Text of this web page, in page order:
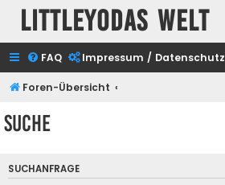
Littleyodas Welt
FAQ Impressum / Datenschutz
Foren-Übersicht
Suche
SUCHANFRAGE